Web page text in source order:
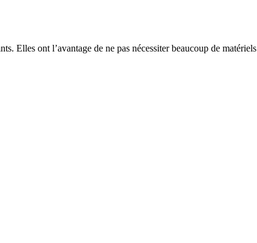
Elles ont l’avantage de ne pas nécessiter beaucoup de matériels